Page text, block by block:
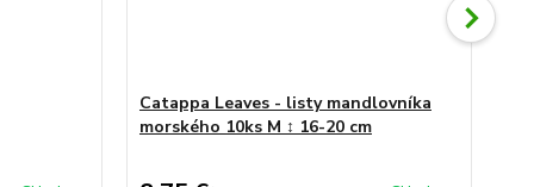
Catappa Leaves - listy mandlovníka
morského 10ks M ↕ 16-20 cm